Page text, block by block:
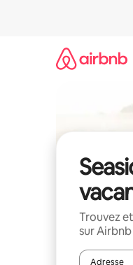
Trouvez
sur Airbnb
Adresse